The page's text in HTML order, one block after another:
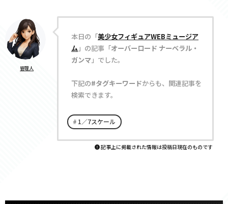
管理人
本日の「美少女フィギュアWEBミュージア
ム」の記事「オーバーロード ナーベラル・
ガンマ」でした。
下記の#タグキーワードからも、関連記事を
検索できます。
1／7スケール
記事上に掲載された情報は投稿日現在のものです